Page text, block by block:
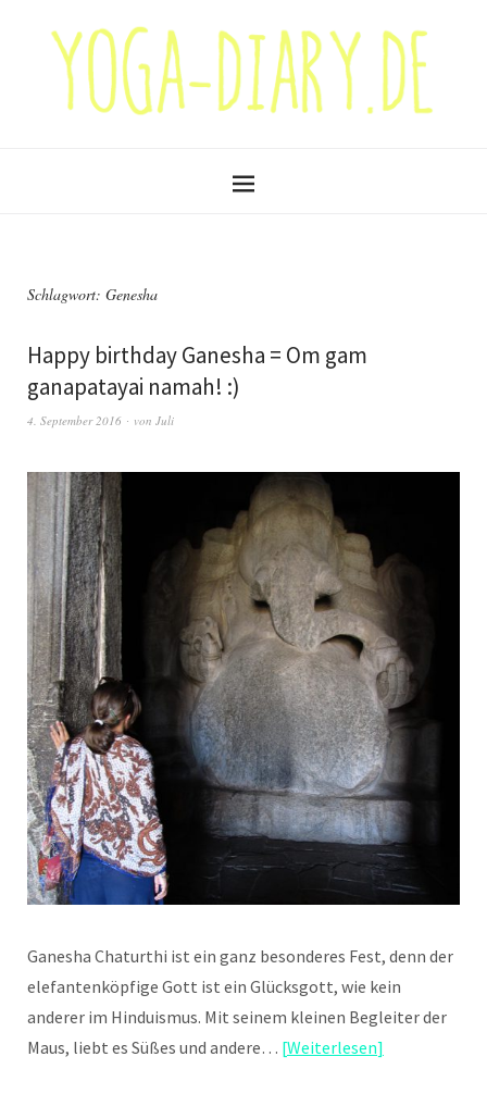
Schlagwort: Genesha
Happy birthday Ganesha = Om gam
ganapatayai namah! :)
4. September 2016 von Juli
Ganesha Chaturthi ist ein ganz besonderes Fest, denn der
elefantenköpfige Gott ist ein Glücksgott, wie kein
anderer im Hinduismus. Mit seinem kleinen Begleiter der
Maus, liebt es Süßes und andere… Weiterlesen